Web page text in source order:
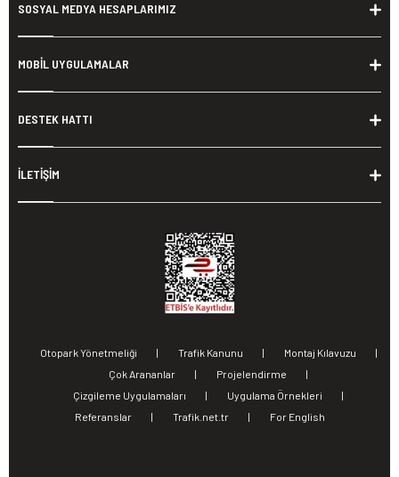
SOSYAL MEDYA HESAPLARIMIZ
MOBİL UYGULAMALAR
DESTEK HATTI
İLETİŞİM
Otopark Yönetmeliği | Trafik Kanunu | Montaj Kılavuzu
|
Çok Arananlar
| Projelendirme
|
Çizgileme Uygulamaları
| Uygulama Örnekleri
|
Referanslar
| Trafik.net.tr | For English